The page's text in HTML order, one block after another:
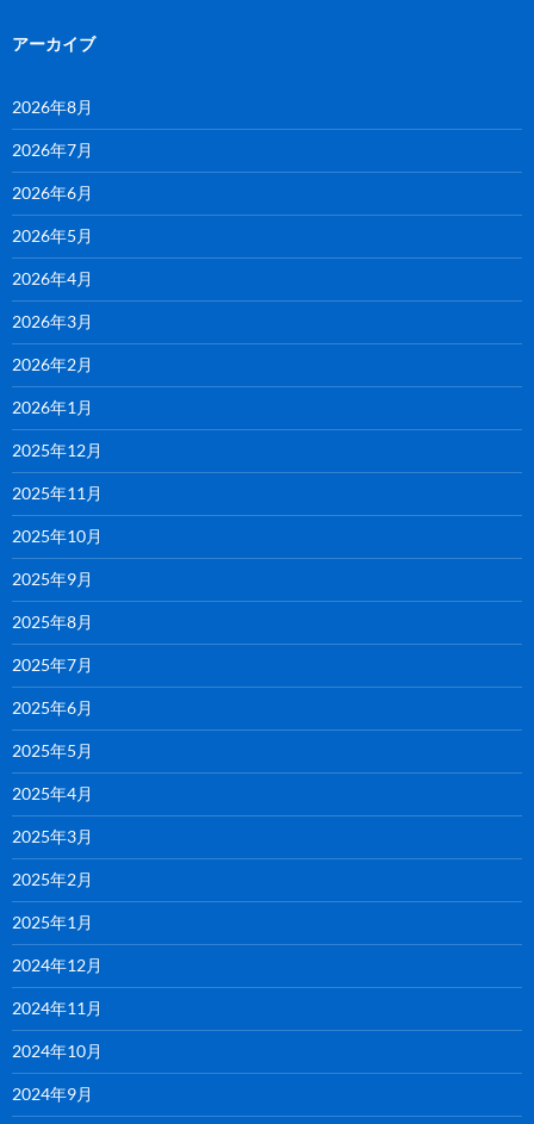
アーカイブ
2026年8月
2026年7月
2026年6月
2026年5月
2026年4月
2026年3月
2026年2月
2026年1月
2025年12月
2025年11月
2025年10月
2025年9月
2025年8月
2025年7月
2025年6月
2025年5月
2025年4月
2025年3月
2025年2月
2025年1月
2024年12月
2024年11月
2024年10月
2024年9月